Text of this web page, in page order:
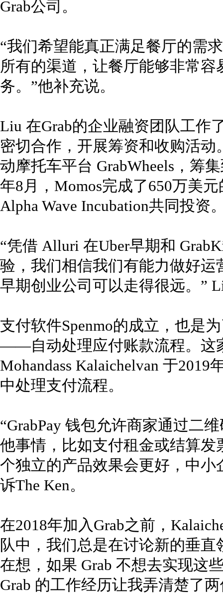
Grab公司。
“我们希望能真正满足餐厅的需
所有的渠道，让餐厅能够非常
务。”他补充说。
Liu 在Grab的企业融资团队工作
密切合作，开展筹资和收购活
动摩托车平台 GrabWheels，筹
年8月，Momos完成了650万美
Alpha Wave Incubation共同投资
“凭借 Alluri 在Uber早期和
验，我们相信我们有能力做好
早期创业公司可以走得很远。”
支付软件Spenmo的成立，也是
——自动处理应付账款流程。这
Mohandass Kalaichelvan 于
中处理支付流程。
“GrabPay 钱包允许商家通过二
他事情，比如支付租金或结算
个独立的产品效果会更好，中小
诉The Ken。
在2018年加入Grab之前，
队中，我们总是在讨论新的垂
在想，如果 Grab 不想去实现这
Grab 的工作经历让我弄清楚了